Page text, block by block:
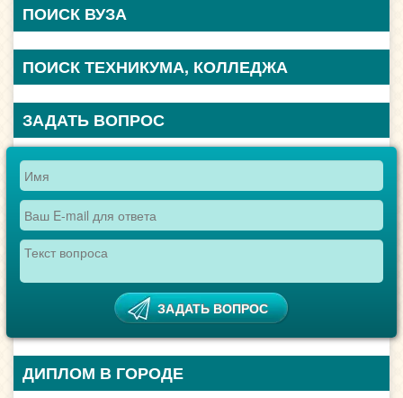
ПОИСК ВУЗА
ПОИСК ТЕХНИКУМА, КОЛЛЕДЖА
ЗАДАТЬ ВОПРОС
ДИПЛОМ В ГОРОДЕ